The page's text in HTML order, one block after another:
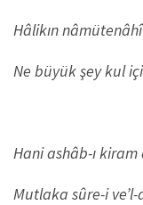
Hâlikın
Ne büyük şey kul
Hani ashâb-ı kiram
Mutlaka sûre-i